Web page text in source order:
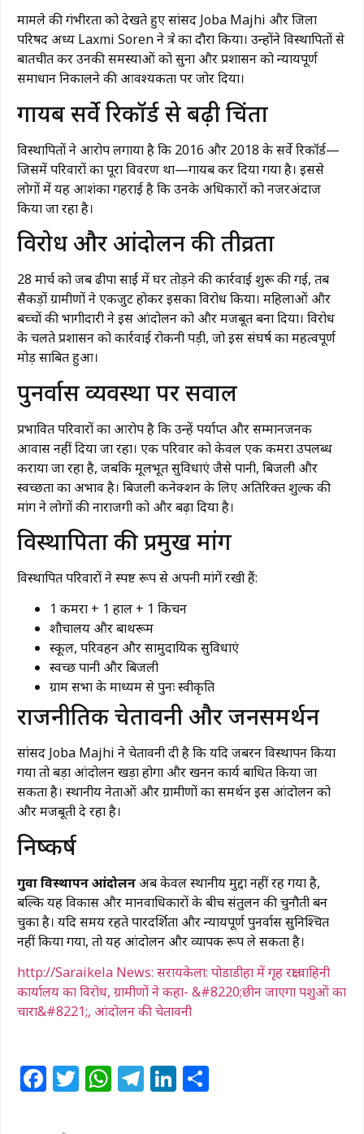
मामले की गंभीरता को देखते हुए सांसद Joba Majhi और जिला
परिषद अध्यक्ष Laxmi Soren ने क्षेत्र का दौरा किया। उन्होंने विस्थापितों से
बातचीत कर उनकी समस्याओं को सुना और प्रशासन को न्यायपूर्ण
समाधान निकालने की आवश्यकता पर जोर दिया।
गायब सर्वे रिकॉर्ड से बढ़ी चिंता
विस्थापितों ने आरोप लगाया है कि 2016 और 2018 के सर्वे रिकॉर्ड—
जिसमें परिवारों का पूरा विवरण था—गायब कर दिया गया है। इससे
लोगों में यह आशंका गहराई है कि उनके अधिकारों को नजरअंदाज
किया जा रहा है।
विरोध और आंदोलन की तीव्रता
28 मार्च को जब ढीपा साईं में घर तोड़ने की कार्रवाई शुरू की गई, तब
सैकड़ों ग्रामीणों ने एकजुट होकर इसका विरोध किया। महिलाओं और
बच्चों की भागीदारी ने इस आंदोलन को और मजबूत बना दिया। विरोध
के चलते प्रशासन को कार्रवाई रोकनी पड़ी, जो इस संघर्ष का महत्वपूर्ण
मोड़ साबित हुआ।
पुनर्वास व्यवस्था पर सवाल
प्रभावित परिवारों का आरोप है कि उन्हें पर्याप्त और सम्मानजनक
आवास नहीं दिया जा रहा। एक परिवार को केवल एक कमरा उपलब्ध
कराया जा रहा है, जबकि मूलभूत सुविधाएं जैसे पानी, बिजली और
स्वच्छता का अभाव है। बिजली कनेक्शन के लिए अतिरिक्त शुल्क की
मांग ने लोगों की नाराजगी को और बढ़ा दिया है।
विस्थापितों की प्रमुख मांगें
विस्थापित परिवारों ने स्पष्ट रूप से अपनी मांगें रखी हैं:
1 कमरा + 1 हाल + 1 किचन
शौचालय और बाथरूम
स्कूल, परिवहन और सामुदायिक सुविधाएं
स्वच्छ पानी और बिजली
ग्राम सभा के माध्यम से पुनः स्वीकृति
राजनीतिक चेतावनी और जनसमर्थन
सांसद Joba Majhi ने चेतावनी दी है कि यदि जबरन विस्थापन किया
गया तो बड़ा आंदोलन खड़ा होगा और खनन कार्य बाधित किया जा
सकता है। स्थानीय नेताओं और ग्रामीणों का समर्थन इस आंदोलन को
और मजबूती दे रहा है।
निष्कर्ष
गुवा विस्थापन आंदोलन अब केवल स्थानीय मुद्दा नहीं रह गया है,
बल्कि यह विकास और मानवाधिकारों के बीच संतुलन की चुनौती बन
चुका है। यदि समय रहते पारदर्शिता और न्यायपूर्ण पुनर्वास सुनिश्चित
नहीं किया गया, तो यह आंदोलन और व्यापक रूप ले सकता है।
http://Saraikela News: सरायकेला: पोडाडीहा में गृह रक्षा वाहिनी
कार्यालय का विरोध, ग्रामीणों ने कहा- &#8220;छीन जाएगा पशुओं का
चारा&#8221;, आंदोलन की चेतावनी
Facebook
Twitter
WhatsApp
Telegram
LinkedIn